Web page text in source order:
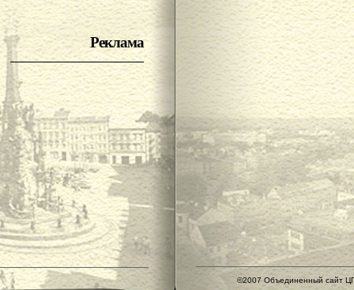
Реклама
©2007 Объединенный сайт